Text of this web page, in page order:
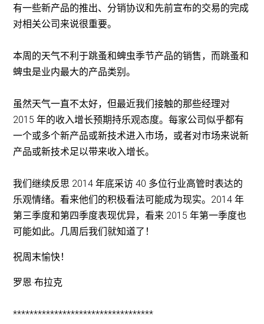
有一些新产品的推出、分销协议和先前宣布的交易的完成
对相关公司来说很重要。
本周的天气不利于跳蚤和蜱虫季节产品的销售，而跳蚤和
蜱虫是业内最大的产品类别。
虽然天气一直不太好，但最近我们接触的那些经理对
2015 年的收入增长预期持乐观态度。每家公司似乎都有
一个或多个新产品或新技术进入市场，或者对市场来说新
产品或新技术足以带来收入增长。
我们继续反思 2014 年底采访 40 多位行业高管时表达的
乐观情绪。看来他们的积极看法可能成为现实。2014 年
第三季度和第四季度表现优异，看来 2015 年第一季度也
可能如此。几周后我们就知道了！
祝周末愉快！
罗恩·布拉克
**********************************